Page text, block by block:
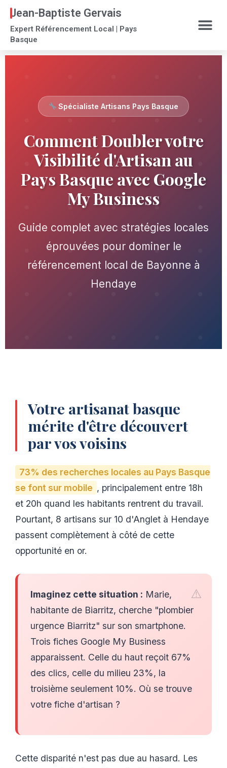
Jean-Baptiste Gervais
Expert Référencement Local | Pays
Basque
Spécialiste Artisans Pays Basque
Comment Doubler votre
Visibilité d'Artisan au
Pays Basque avec Google
My Business
Guide complet avec stratégies locales
éprouvées pour dominer le
référencement local de Bayonne à
Hendaye
Votre artisanat basque
mérite d'être découvert
par vos voisins
73% des recherches locales au Pays Basque
se font sur mobile , principalement entre 18h
et 20h quand les habitants rentrent du travail.
Pourtant, 8 artisans sur 10 d'Anglet à Hendaye
passent complètement à côté de cette
opportunité en or.
Imaginez cette situation : Marie,
habitante de Biarritz, cherche "plombier
urgence Biarritz" sur son smartphone.
Trois fiches Google My Business
apparaissent. Celle du haut reçoit 67%
des clics, celle du milieu 23%, la
troisième seulement 10%. Où se trouve
votre fiche d'artisan ?
Cette disparité n'est pas due au hasard. Les